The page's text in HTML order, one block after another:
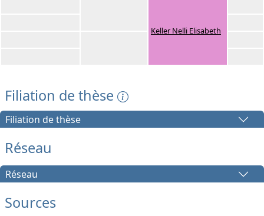
Keller Nelli Elisabeth
Filiation de thèse
Filiation de thèse
Réseau
Réseau
Sources